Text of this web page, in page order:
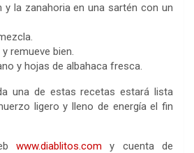
y la zanahoria en una sartén con un
remueve bien.
y hojas de albahaca fresca.
una de estas recetas estará lista
ligero y lleno de energía el fin
www.diablitos.com y cuenta de